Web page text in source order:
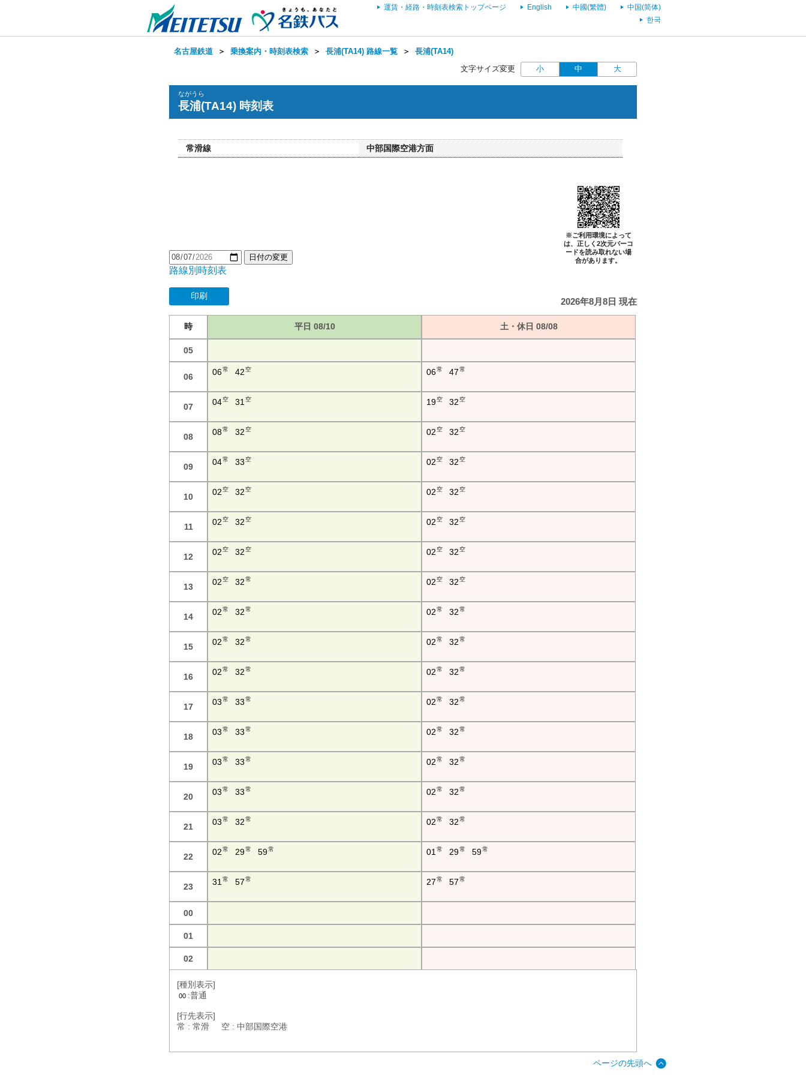
運賃・経路・時刻表検索トップページ English 中國(繁體)
中国(简体)
한국
名古屋鉄道 ＞ 乗換案内・時刻表検索 ＞ 長浦(TA14) 路線一覧 ＞ 長浦(TA14)
文字サイズ変更 小 中 大
ながうら
長浦(TA14) 時刻表
常滑線 中部国際空港方面
※ご利用環境によって
は、正しく2次元バーコ
ードを読み取れない場
合があります。
日付の変更
路線別時刻表
印刷
2026年8月8日 現在
時 平日 08/10 土・休日 08/08
05
06 06常 42 空 06常 47常
07 04空 31空 19空 32 空
08 08常 32 空 02 空 32 空
09 04常 33 空 02 空 32 空
10 02 空 32 空 02 空 32 空
11 02 空 32 空 02 空 32 空
12 02 空 32 空 02 空 32 空
13 02 空 32常 02 空 32 空
14 02常 32常 02常 32常
15 02常 32常 02常 32常
16 02常 32常 02常 32常
17 03常 33常 02常 32常
18 03常 33常 02常 32常
19 03常 33常 02常 32常
20 03常 33常 02常 32常
21 03常 32常 02常 32常
22 02常 29常 59常 01常 29常 59常
23 31常 57常 27常 57常
00
01
02
[種別表示]
00 :普通
[行先表示]
常 : 常滑 空 : 中部国際空港
ページの先頭へ